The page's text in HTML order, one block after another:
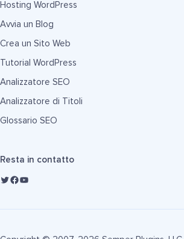
Hosting WordPress
Avvia un Blog
Crea un Sito Web
Tutorial WordPress
Analizzatore SEO
Analizzatore di Titoli
Glossario SEO
Resta in contatto